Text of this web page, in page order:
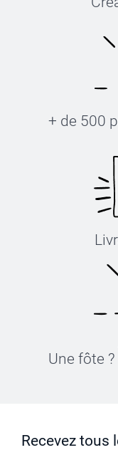
+ de 500
Une fôte
Recevez tous